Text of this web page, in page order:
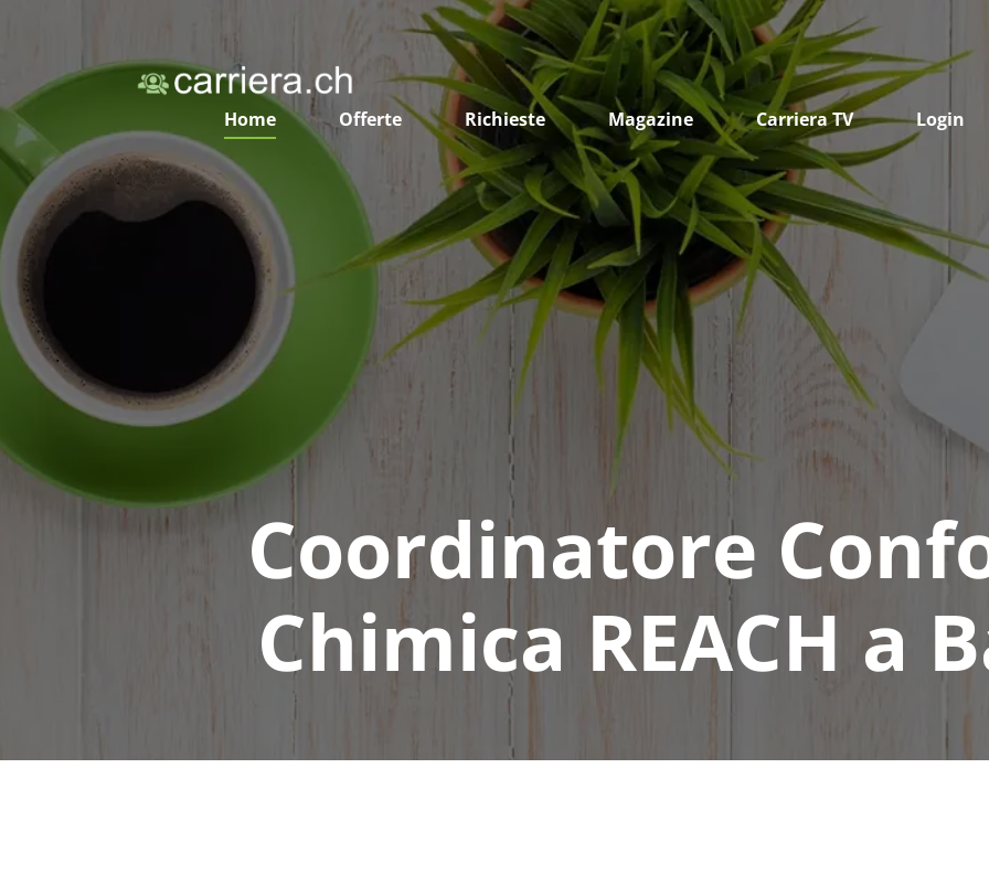
Home Offerte Richieste Magazine Carriera TV Login
Coordinatore
Chimica REACH a